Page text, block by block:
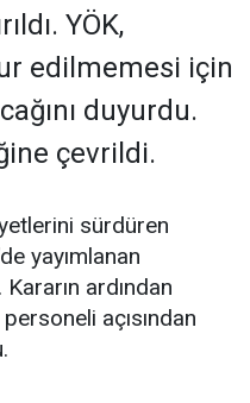
YÖK,
edilmemesi için
duyurdu.
çevrildi.
sürdüren
yayımlanan
ardından
açısından